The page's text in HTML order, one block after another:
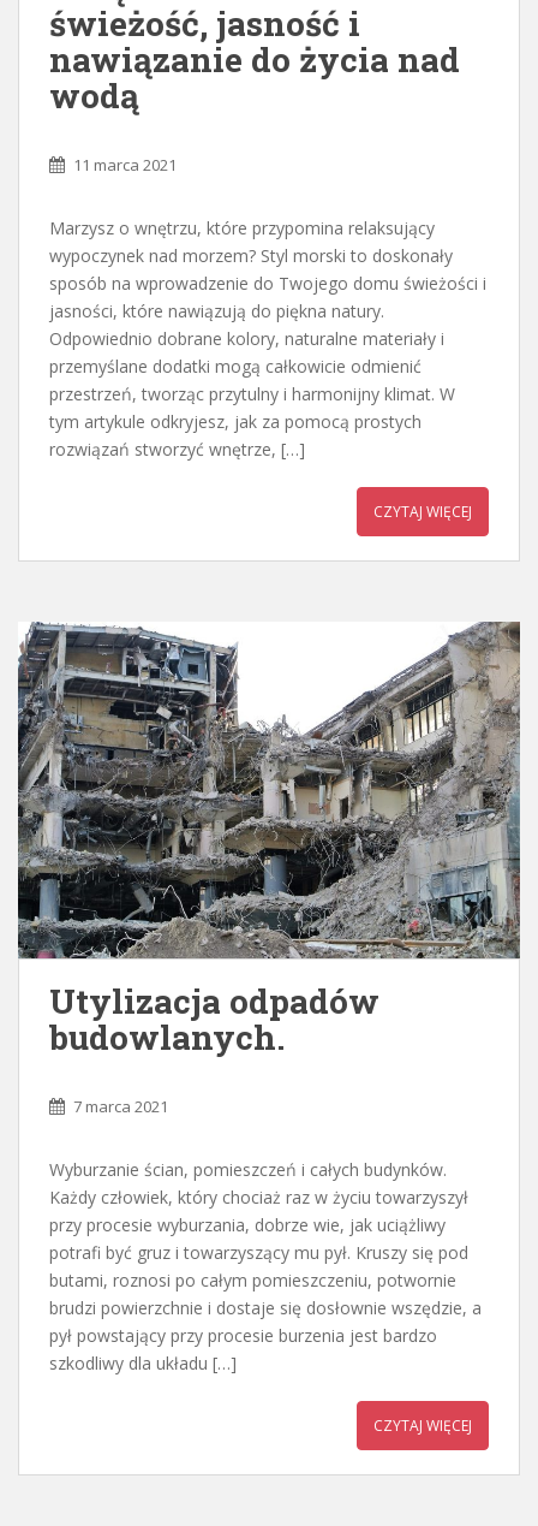
świeżość, jasność i
nawiązanie do życia nad
wodą
11 marca 2021
Marzysz o wnętrzu, które przypomina relaksujący
wypoczynek nad morzem? Styl morski to doskonały
sposób na wprowadzenie do Twojego domu świeżości i
jasności, które nawiązują do piękna natury.
Odpowiednio dobrane kolory, naturalne materiały i
przemyślane dodatki mogą całkowicie odmienić
przestrzeń, tworząc przytulny i harmonijny klimat. W
tym artykule odkryjesz, jak za pomocą prostych
rozwiązań stworzyć wnętrze, […]
CZYTAJ WIĘCEJ
Utylizacja odpadów
budowlanych.
7 marca 2021
Wyburzanie ścian, pomieszczeń i całych budynków.
Każdy człowiek, który chociaż raz w życiu towarzyszył
przy procesie wyburzania, dobrze wie, jak uciążliwy
potrafi być gruz i towarzyszący mu pył. Kruszy się pod
butami, roznosi po całym pomieszczeniu, potwornie
brudzi powierzchnie i dostaje się dosłownie wszędzie, a
pył powstający przy procesie burzenia jest bardzo
szkodliwy dla układu […]
CZYTAJ WIĘCEJ